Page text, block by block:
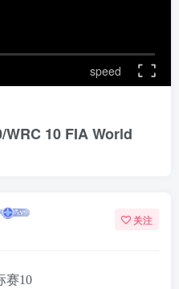
speed
WRC 10 FIA World
关注
赛10